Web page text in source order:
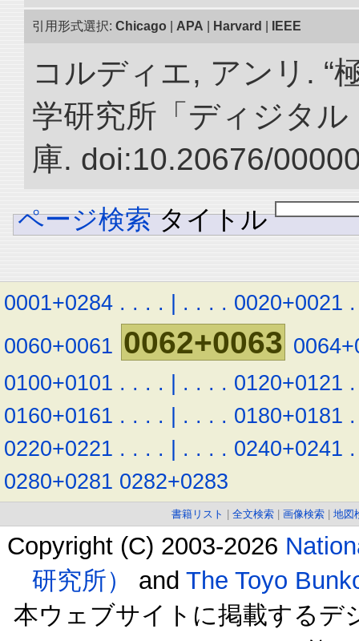
引用形式選択: Chicago APA Harvard IEEE
コルディエ, アンリ. “
学研究所「ディジタ
庫. doi:10.20676/
ページ検索 タイトル
0001+0284 . . . . | . . . . 0020+0021 .
0060+0061 0062+0063
0100+0101 . . . . | . . . . 0120+0121 .
0160+0161 . . . . | . . . . 0180+0181 .
0220+0221 . . . . | . . . . 0240+0241 .
0280+0281 0282+0283
書籍リスト 全文検索 画像検索 地図
Copyright (C) 2003-2026
研究所）
and The Toyo
本ウェブサイトに掲載するデ